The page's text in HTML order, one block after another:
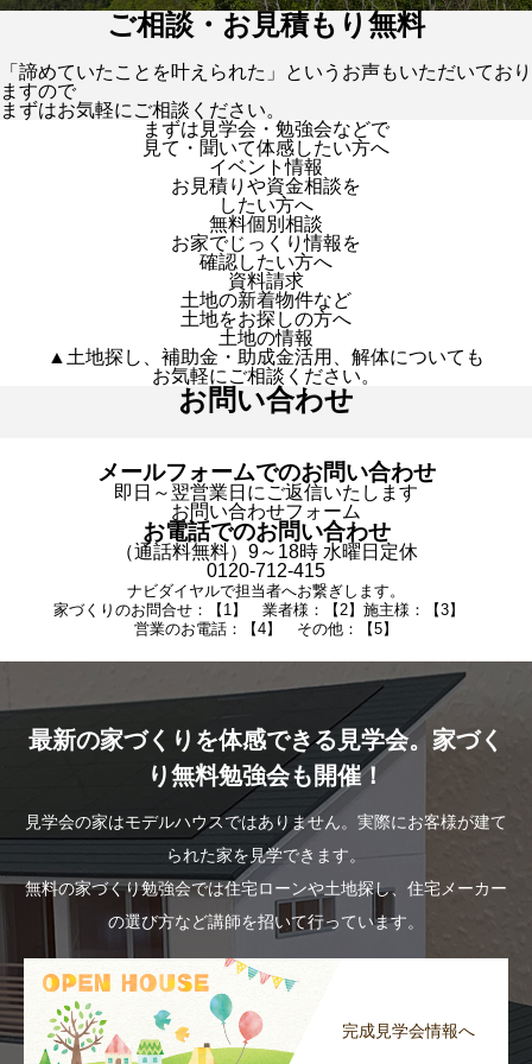
ご相談・お見積もり無料
「諦めていたことを叶えられた」というお声もいただいており
ますので
まずはお気軽にご相談ください。
まずは見学会・勉強会などで
見て・聞いて体感したい方へ
イベント情報
お見積りや資金相談を
したい方へ
無料個別相談
お家でじっくり情報を
確認したい方へ
資料請求
土地の新着物件など
土地をお探しの方へ
土地の情報
▲土地探し、補助金・助成金活用、解体についても
お気軽にご相談ください。
お問い合わせ
メールフォームでのお問い合わせ
即日～翌営業日にご返信いたします
お問い合わせフォーム
お電話でのお問い合わせ
（通話料無料）9～18時 水曜日定休
0120-712-415
ナビダイヤルで担当者へお繋ぎします。
家づくりのお問合せ：【1】 業者様：【2】施主様：【3】
営業のお電話：【4】 その他：【5】
最新の家づくりを体感できる見学会。家づく
り無料勉強会も開催！
見学会の家はモデルハウスではありません。実際にお客様が建て
られた家を見学できます。
無料の家づくり勉強会では住宅ローンや土地探し、住宅メーカー
の選び方など講師を招いて行っています。
完成見学会情報へ